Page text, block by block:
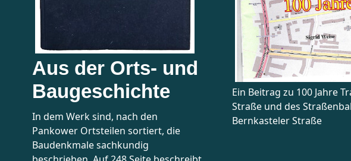
Aus der Orts- und
Baugeschichte
In dem Werk sind, nach den
Pankower Ortsteilen sortiert, die
Baudenkmale sachkundig
Ein Beitrag zu 100 Jahre
Straße und des
Bernkasteler Straße